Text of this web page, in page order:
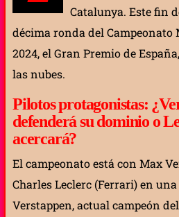
Catalunya. Este fin
décima ronda del Campeonato
2024, el Gran Premio de
las nubes.
Pilotos protagonistas:
defenderá su dominio o
acercará?
El campeonato está con Max
Charles Leclerc (Ferrari) en
Verstappen, actual campeón